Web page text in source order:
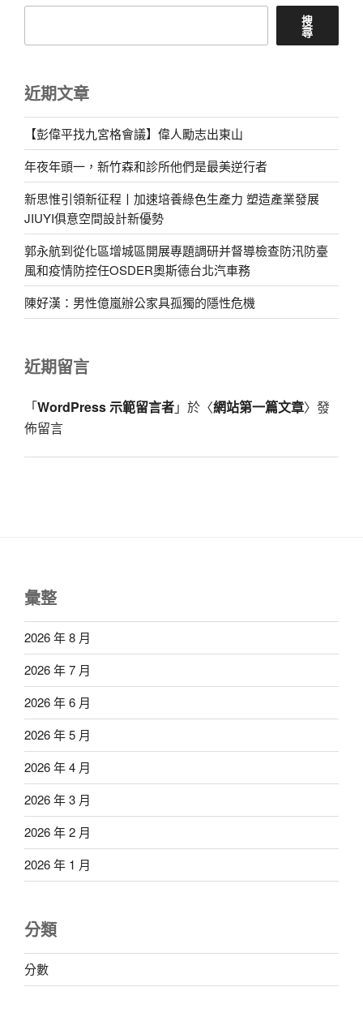
搜
尋
近期文章
【彭偉平找九宮格會議】偉人勵志出東山
年夜年頭一，新竹森和診所他們是最美逆行者
新思惟引領新征程丨加速培養綠色生產力 塑造產業發展
JIUYI俱意空間設計新優勢
郭永航到從化區增城區開展專題調研并督導檢查防汛防臺
風和疫情防控任OSDER奧斯德台北汽車務
陳好漢：男性億嵐辦公家具孤獨的隱性危機
近期留言
「WordPress 示範留言者」於〈網站第一篇文章〉發
佈留言
彙整
2026 年 8 月
2026 年 7 月
2026 年 6 月
2026 年 5 月
2026 年 4 月
2026 年 3 月
2026 年 2 月
2026 年 1 月
分類
分數